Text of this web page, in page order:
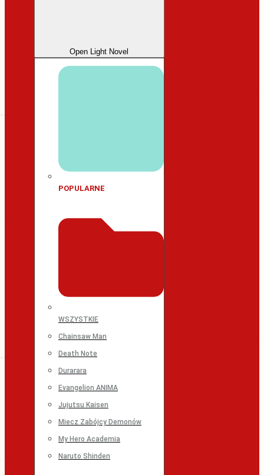
Open Light Novel
POPULARNE
WSZYSTKIE
Chainsaw Man
Death Note
Durarara
Evangelion ANIMA
Jujutsu Kaisen
Miecz Zabójcy Demonów
My Hero Academia
Naruto Shinden